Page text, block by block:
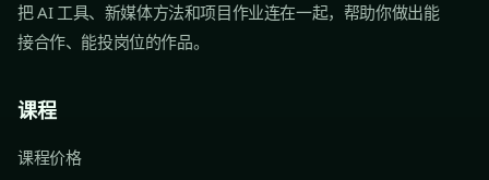
把 AI 工具、新媒体方法和项目作业连在一起，帮助你做出能
接合作、能投岗位的作品。
课程
课程价格